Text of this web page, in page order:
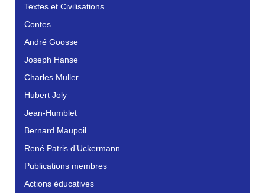
Textes et Civilisations
Contes
André Goosse
Joseph Hanse
Charles Muller
Hubert Joly
Jean-Humblet
Bernard Maupoil
René Patris d’Uckermann
Publications membres
Actions éducatives